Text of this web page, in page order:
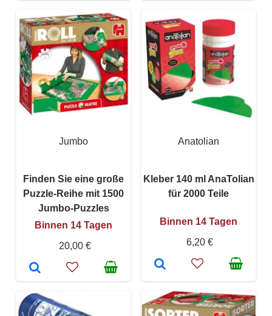
Jumbo
Finden Sie eine große
Puzzle-Reihe mit 1500
Jumbo-Puzzles
Binnen 14 Tagen
20,00 €
Anatolian
Kleber 140 ml AnaTolian
für 2000 Teile
Binnen 14 Tagen
6,20 €